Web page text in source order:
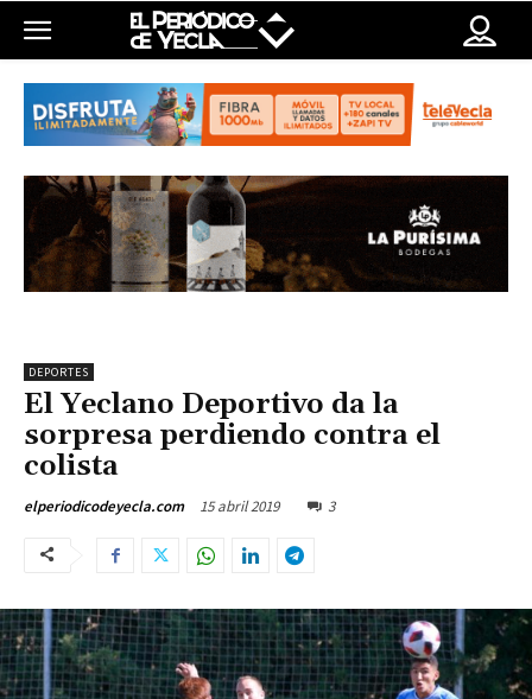
DEPORTES
El Yeclano Deportivo da la
sorpresa perdiendo contra el
colista
elperiodicodeyecla.com 15 abril 2019 3